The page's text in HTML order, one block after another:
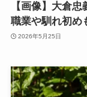
【画像】大倉
職業や馴れ初め
2026年5月25日